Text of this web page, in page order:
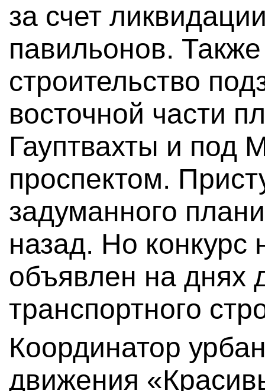
за счет
павильонов.
строительство
восточной части
Гауптвахты и под
проспектом.
задуманного
назад. Но
объявлен на днях
транспортного
Координатор
движения